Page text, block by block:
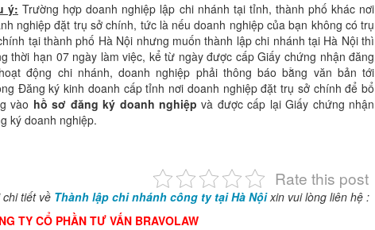
ý: Trường hợp doanh nghiệp lập chi nhánh tại tỉnh, thành phố khác nơi
nghiệp đặt trụ sở chính, tức là nếu doanh nghiệp của bạn không có trụ
tại thành phố Hà Nội nhưng muốn thành lập chi nhánh tại Hà Nội thì
thời hạn 07 ngày làm việc, kể từ ngày được cấp Giấy chứng nhận đăng
động chi nhánh, doanh nghiệp phải thông báo bằng văn bản tới
Đăng ký kinh doanh cấp tỉnh nơi doanh nghiệp đặt trụ sở chính để bổ
vào hồ sơ đăng ký doanh nghiệp và được cấp lại Giấy chứng nhận
ký doanh nghiệp.
Rate this post
chi tiết về Thành lập chi nhánh công ty tại Hà Nộixin vui lòng liên hệ :
TY CỔ PHẦN TƯ VẤN BRAVOLAW